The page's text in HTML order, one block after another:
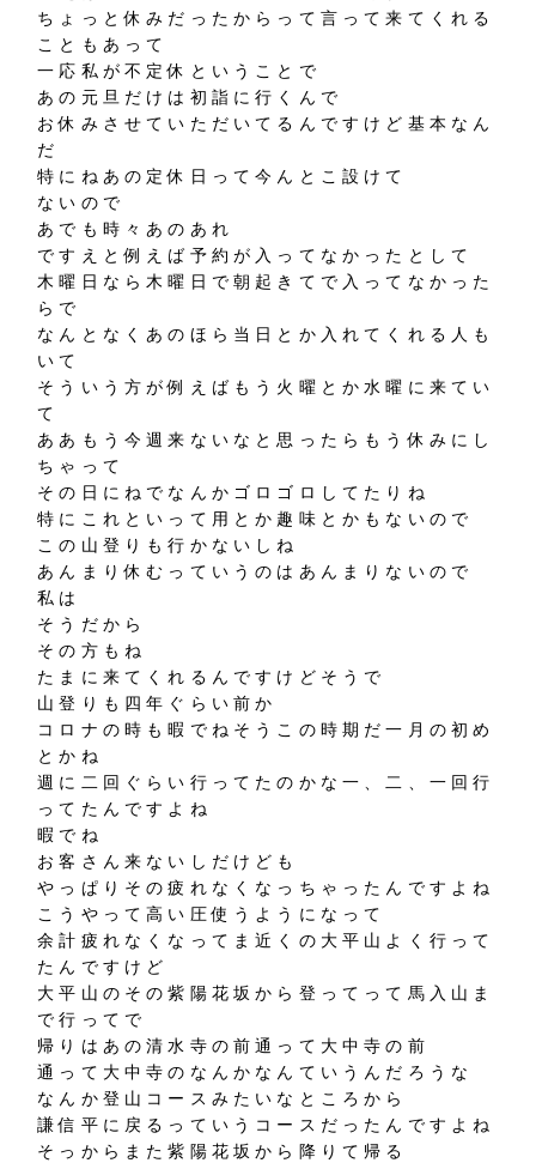
ちょっと休みだったからって言って来てくれる
こともあって
一応私が不定休ということで
あの元旦だけは初詣に行くんで
お休みさせていただいてるんですけど基本なん
だ
特にねあの定休日って今んとこ設けて
ないので
あでも時々あのあれ
ですえと例えば予約が入ってなかったとして
木曜日なら木曜日で朝起きてで入ってなかった
らで
なんとなくあのほら当日とか入れてくれる人も
いて
そういう方が例えばもう火曜とか水曜に来てい
て
ああもう今週来ないなと思ったらもう休みにし
ちゃって
その日にねでなんかゴロゴロしてたりね
特にこれといって用とか趣味とかもないので
この山登りも行かないしね
あんまり休むっていうのはあんまりないので
私は
そうだから
その方もね
たまに来てくれるんですけどそうで
山登りも四年ぐらい前か
コロナの時も暇でねそうこの時期だ一月の初め
とかね
週に二回ぐらい行ってたのかな一、二、一回行
ってたんですよね
暇でね
お客さん来ないしだけども
やっぱりその疲れなくなっちゃったんですよね
こうやって高い圧使うようになって
余計疲れなくなってま近くの大平山よく行って
たんですけど
大平山のその紫陽花坂から登ってって馬入山ま
で行ってで
帰りはあの清水寺の前通って大中寺の前
通って大中寺のなんかなんていうんだろうな
なんか登山コースみたいなところから
謙信平に戻るっていうコースだったんですよね
そっからまた紫陽花坂から降りて帰る